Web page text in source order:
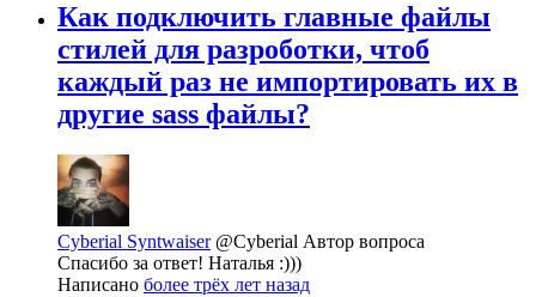
Как подключить главные файлы
стилей для разроботки, чтоб
каждый раз не импортировать их в
другие sass файлы?
Cyberial Syntwaiser @Cyberial Автор вопроса
Спасибо за ответ! Наталья :)))
Написано более трёх лет назад